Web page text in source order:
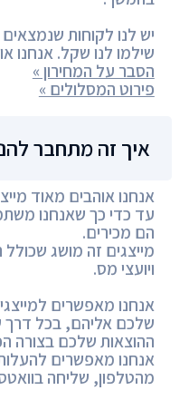
יש לנו לקוחות
שילמו לנו שקל. אנחנו
הסבר על המחירון »
פירוט המסלולים »
איך זה מתחבר
אנחנו אוהבים מאוד
עד כדי כך שאנחנו
הם מכירים.
מייצגים זה מושג שכולל
ויועצי מס.
אנחנו מאפשרים
שלכם אליהם, בכל
ההוצאות שלכם בצורה
אנחנו מאפשרים
מהטלפון, שליחה